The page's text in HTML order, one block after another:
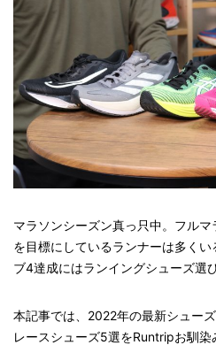
マラソンシーズン真っ只中。フルマ
を目標にしているランナーは多く
ブ4達成にはランイングシューズ選
本記事では、2022年の最新シュー
レースシューズ5選をRuntripお馴染